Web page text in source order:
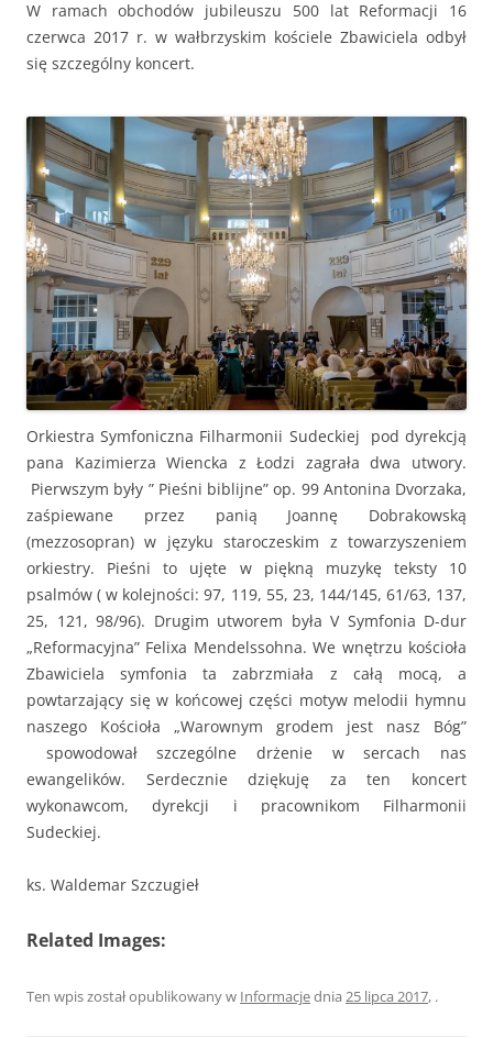
W ramach obchodów jubileuszu 500 lat Reformacji 16
czerwca 2017 r. w wałbrzyskim kościele Zbawiciela odbył
się szczególny koncert.
Orkiestra Symfoniczna Filharmonii Sudeckiej pod dyrekcją
pana Kazimierza Wiencka z Łodzi zagrała dwa utwory.
Pierwszym były ” Pieśni biblijne” op. 99 Antonina Dvorzaka,
zaśpiewane przez panią Joannę Dobrakowską
(mezzosopran) w języku staroczeskim z towarzyszeniem
orkiestry. Pieśni to ujęte w piękną muzykę teksty 10
psalmów ( w kolejności: 97, 119, 55, 23, 144/145, 61/63, 137,
25, 121, 98/96). Drugim utworem była V Symfonia D-dur
„Reformacyjna” Felixa Mendelssohna. We wnętrzu kościoła
Zbawiciela symfonia ta zabrzmiała z całą mocą, a
powtarzający się w końcowej części motyw melodii hymnu
naszego Kościoła „Warownym grodem jest nasz Bóg”
spowodował szczególne drżenie w sercach nas
ewangelików. Serdecznie dziękuję za ten koncert
wykonawcom, dyrekcji i pracownikom Filharmonii
Sudeckiej.
ks. Waldemar Szczugieł
Related Images:
Ten wpis został opublikowany w Informacjednia 25 lipca 2017, .